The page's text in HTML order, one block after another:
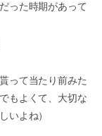
った時期があって
って当たり前みた
もよくて、大切な
いよね）